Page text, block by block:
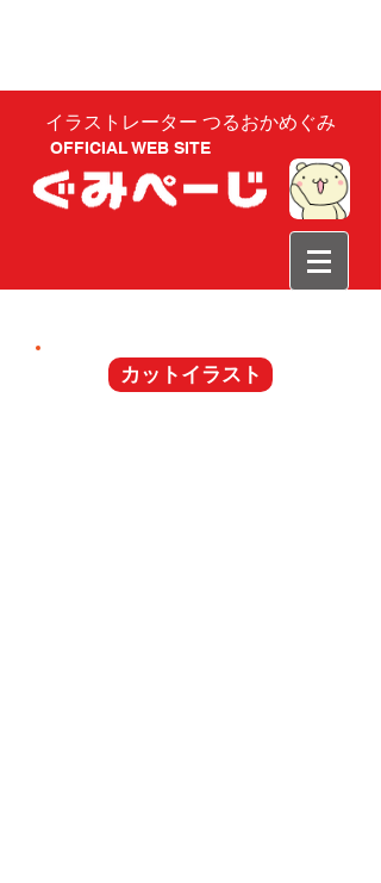
イラストレーター つるおかめぐみ
OFFICIAL WEB SITE
カットイラスト